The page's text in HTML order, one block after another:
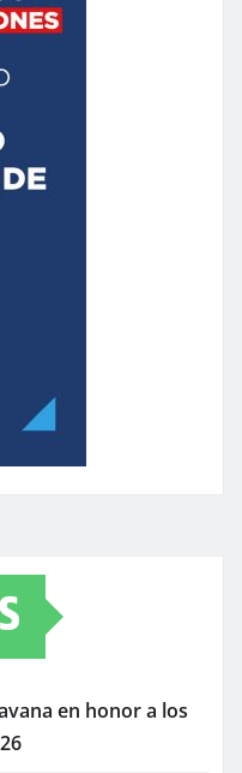
en honor a los